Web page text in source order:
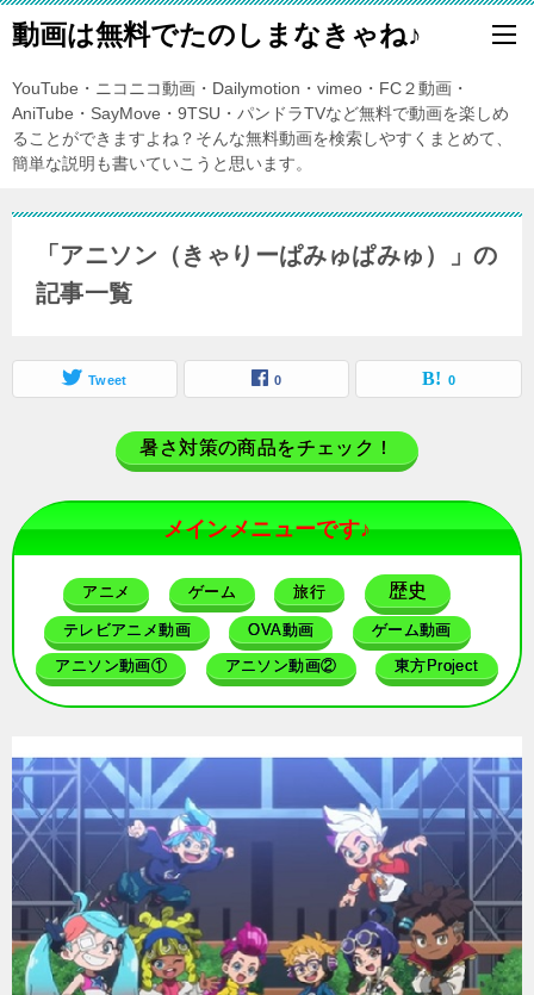
動画は無料でたのしまなきゃね♪
YouTube・ニコニコ動画・Dailymotion・vimeo・FC２動画・
AniTube・SayMove・9TSU・パンドラTVなど無料で動画を楽しめ
ることができますよね？そんな無料動画を検索しやすくまとめて、
簡単な説明も書いていこうと思います。
「アニソン（きゃりーぱみゅぱみゅ）」の
記事一覧
Tweet 0 0
暑さ対策の商品をチェック！
メインメニューです♪
アニメ ゲーム 旅行 歴史
テレビアニメ動画 OVA動画 ゲーム動画
アニソン動画① アニソン動画② 東方Project